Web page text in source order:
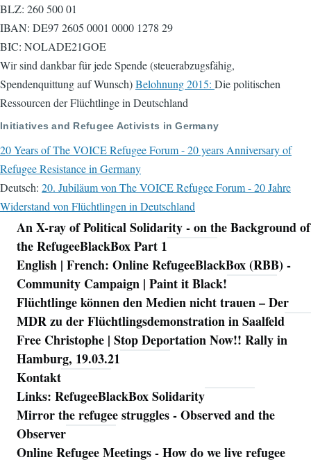
BLZ: 260 500 01
IBAN: DE97 2605 0001 0000 1278 29
BIC: NOLADE21GOE
Wir sind dankbar für jede Spende (steuerabzugsfähig,
Spendenquittung auf Wunsch)Belohnung 2015: Die politischen
Ressourcen der Flüchtlinge in Deutschland
Initiatives and Refugee Activists in Germany
20 Years of The VOICE Refugee Forum - 20 years Anniversary of
Refugee Resistance in Germany
Deutsch: 20. Jubiläum von The VOICE Refugee Forum - 20 Jahre
Widerstand von Flüchtlingen in Deutschland
Navigation
An X-ray of Political Solidarity - on the Background of
the RefugeeBlackBox Part 1
English | French: Online RefugeeBlackBox (RBB) -
Community Campaign | Paint it Black!
Flüchtlinge können den Medien nicht trauen – Der
MDR zu der Flüchtlingsdemonstration in Saalfeld
Free Christophe | Stop Deportation Now!! Rally in
Hamburg, 19.03.21
Kontakt
Links: RefugeeBlackBox Solidarity
Mirror the refugee struggles - Observed and the
Observer
Online Refugee Meetings - How do we live refugee